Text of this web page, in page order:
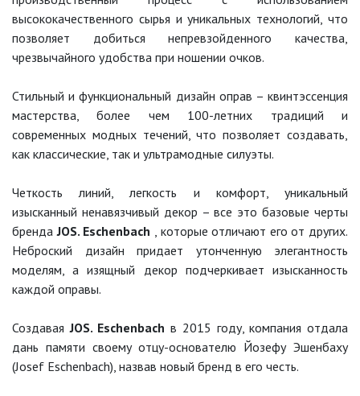
высококачественного сырья и уникальных технологий, что
позволяет добиться непревзойденного качества,
чрезвычайного удобства при ношении очков.
Стильный и функциональный дизайн оправ – квинтэссенция
мастерства, более чем 100-летних традиций и
современных модных течений, что позволяет создавать,
как классические, так и ультрамодные силуэты.
Четкость линий, легкость и комфорт, уникальный
изысканный ненавязчивый декор – все это базовые черты
брендаJOS. Eschenbach , которые отличают его от других.
Неброский дизайн придает утонченную элегантность
моделям, а изящный декор подчеркивает изысканность
каждой оправы.
СоздаваяJOS. Eschenbachв 2015 году, компания отдала
дань памяти своему отцу-основателю Йозефу Эшенбаху
(Josef Eschenbach), назвав новый бренд в его честь.